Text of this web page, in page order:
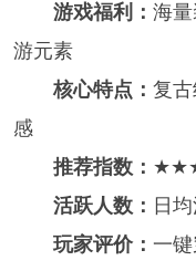
游戏福利： 海
游元素
核心特点： 复
感
推荐指数：
活跃人数： 日
玩家评价： 一